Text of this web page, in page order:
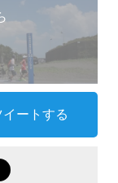
イートする